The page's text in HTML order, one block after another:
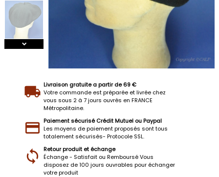
Livraison gratuite a partir de 69 €
Votre commande est préparée et livrée chez
vous sous 2 à 7 jours ouvrés en FRANCE
Métropolitaine.
Paiement sécurisé Crédit Mutuel ou Paypal
Les moyens de paiement proposés sont tous
totalement sécurisés- Protocole SSL.
Retour produit et échange
Échange - Satisfait ou Remboursé Vous
disposez de 100 jours ouvrables pour échanger
votre produit